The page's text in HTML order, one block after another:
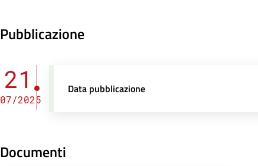
Pubblicazione
21
07/2025
Data pubblicazione
Documenti